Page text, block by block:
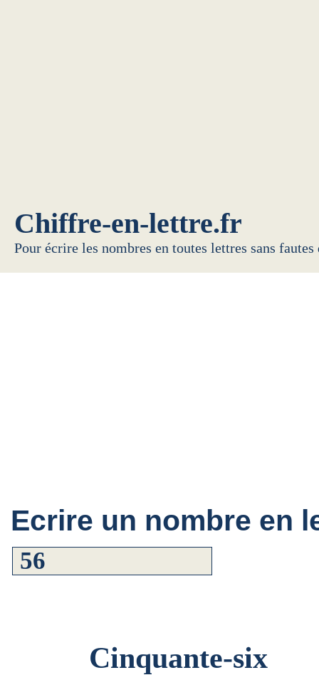
Chiffre-en-lettre.fr
Pour écrire les nombres en toutes lettres sans
Ecrire un nombre en
Cinquante-six